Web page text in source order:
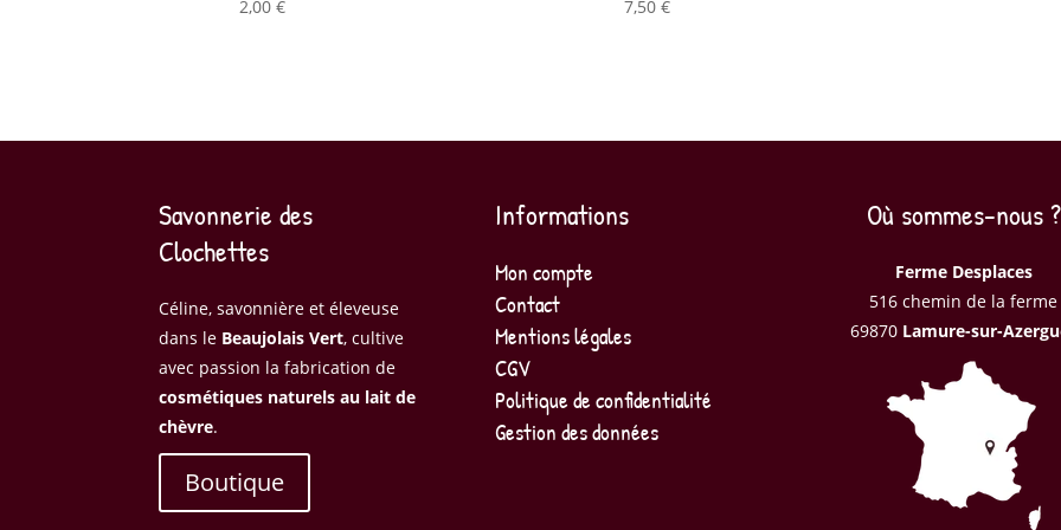
2,00 € 7,50 €
Savonnerie des
Clochettes
Céline, savonnière et éleveuse
dans le Beaujolais Vert, cultive
avec passion la fabrication de
cosmétiques naturels au lait de
chèvre.
Boutique
Informations
Mon compte
Contact
Mentions légales
CGV
Politique de confidentialité
Gestion des données
Où sommes-nous ?
Ferme Desplaces
516 chemin de la ferme
69870 Lamure-sur-